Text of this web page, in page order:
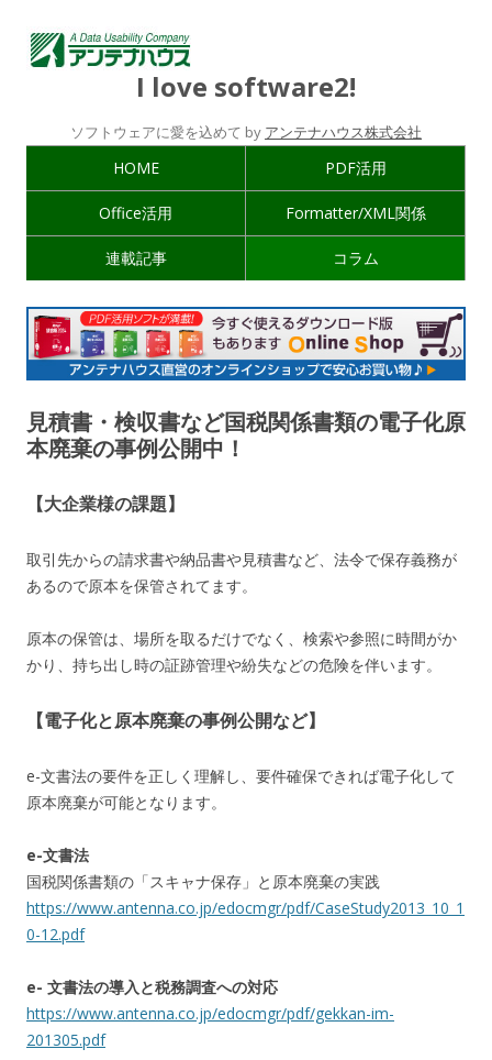
I love software2!
ソフトウェアに愛を込めて by アンテナハウス株式会社
HOME PDF活用
Office活用 Formatter/XML関係
連載記事 コラム
見積書・検収書など国税関係書類の電子化原
本廃棄の事例公開中！
【大企業様の課題】
取引先からの請求書や納品書や見積書など、法令で保存義務が
あるので原本を保管されてます。
原本の保管は、場所を取るだけでなく、検索や参照に時間がか
かり、持ち出し時の証跡管理や紛失などの危険を伴います。
【電子化と原本廃棄の事例公開など】
e-文書法の要件を正しく理解し、要件確保できれば電子化して
原本廃棄が可能となります。
e-文書法
国税関係書類の「スキャナ保存」と原本廃棄の実践
https://www.antenna.co.jp/edocmgr/pdf/CaseStudy2013_10_1
0-12.pdf
e- 文書法の導入と税務調査への対応
https://www.antenna.co.jp/edocmgr/pdf/gekkan-im-
201305.pdf